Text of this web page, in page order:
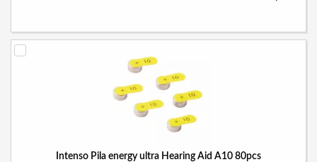
Intenso Pila energy ultra Hearing Aid A10 80pcs